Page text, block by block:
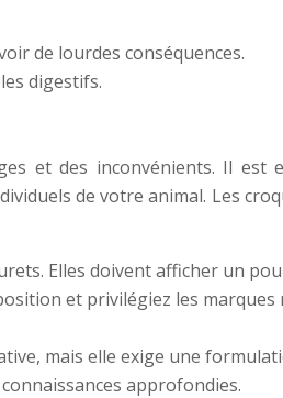
de lourdes conséquences.
digestifs.
et des inconvénients. Il est
de votre animal. Les
Elles doivent afficher un
et privilégiez les
mais elle exige une
approfondies.